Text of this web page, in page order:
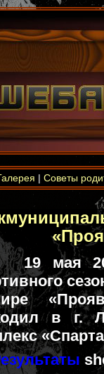
| Советы
19 мая
в г.